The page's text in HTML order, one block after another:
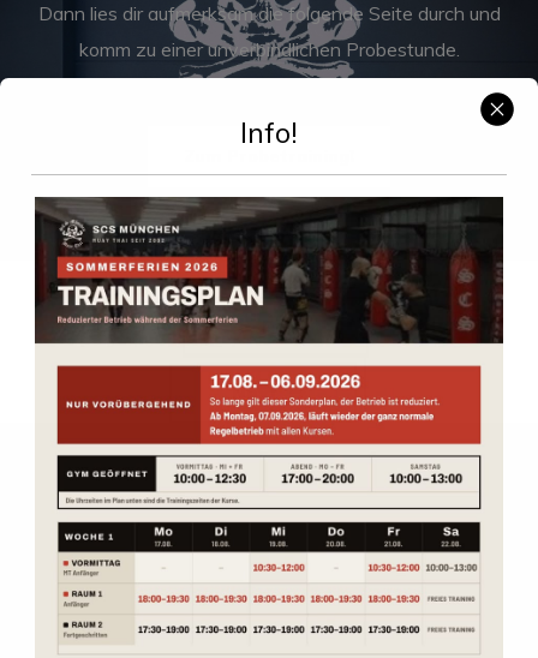
Dann lies dir aufmerksam die folgende Seite durch und
komm zu einer unverbindlichen Probestunde.
Prev
Next
Info!